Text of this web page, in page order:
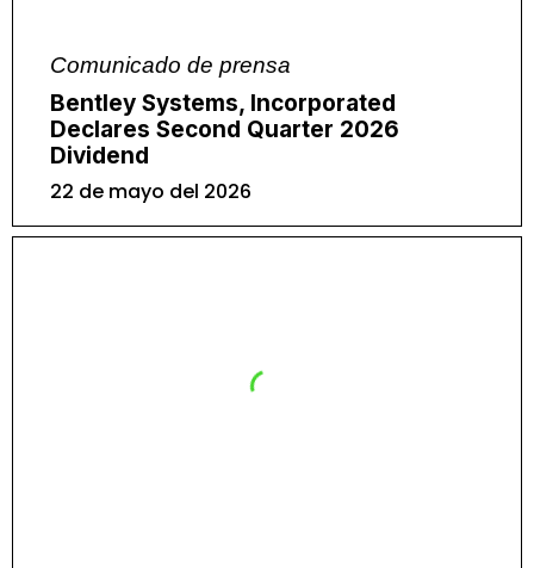
Comunicado de prensa
Bentley Systems, Incorporated
Declares Second Quarter 2026
Dividend
22 de mayo del 2026